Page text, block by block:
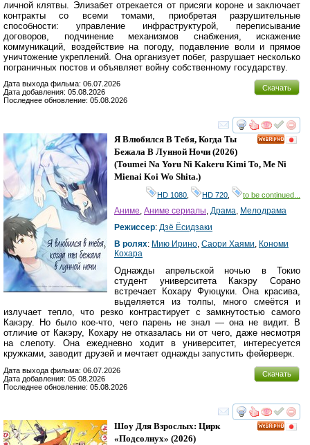
личной клятвы. Элизабет отрекается от присяги короне и заключает
контракты со всеми томами, приобретая разрушительные
способности: управление инфраструктурой, переписывание
договоров, подчинение механизмов снабжения, искажение
коммуникаций, воздействие на погоду, подавление воли и прямое
уничтожение укреплений. Она организует побег, разрушает несколько
пограничных постов и объявляет войну собственному государству.
Скачать
Дата выхода фильма: 06.07.2026
Дата добавления: 05.08.2026
Последнее обновление: 05.08.2026
смотреть
Я Влюбился В Тебя, Когда Ты
Бежала В Лунной Ночи (2026)
(Toumei Na Yoru Ni Kakeru Kimi To, Me Ni
Mienai Koi Wo Shita.)
HD 1080 HD 720 to be continued...
Аниме, Аниме сериалы, Драма, Мелодрама
Режиссер: Дзё Ёсидзаки
В ролях: Мию Ирино, Саори Хаями, Кономи
Кохара
Однажды апрельской ночью в Токио
студент университета Какэру Сорано
встречает Кохару Фуюцуки. Она красива,
выделяется из толпы, много смеётся и
излучает тепло, что резко контрастирует с замкнутостью самого
Какэру. Но было кое-что, чего парень не знал — она не видит. В
отличие от Какэру, Кохару не отказалась ни от чего, даже несмотря
на слепоту. Она ежедневно ходит в университет, интересуется
кружками, заводит друзей и мечтает однажды запустить фейерверк.
Скачать
Дата выхода фильма: 06.07.2026
Дата добавления: 05.08.2026
Последнее обновление: 05.08.2026
смотреть
Шоу Для Взрослых: Цирк
«Подсолнух» (2026)